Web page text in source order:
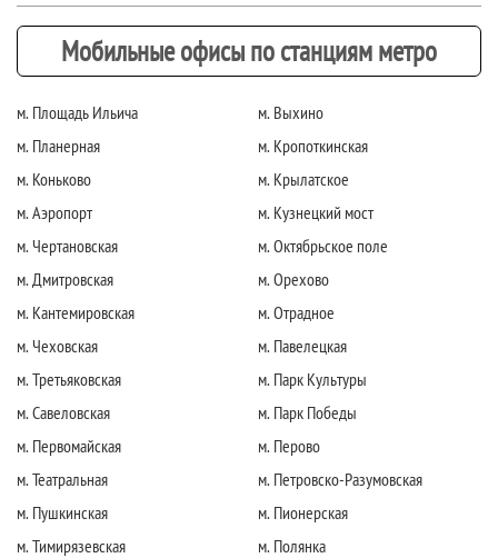
Мобильные офисы по станциям метро
м. Площадь Ильича
м. Планерная
м. Коньково
м. Аэропорт
м. Чертановская
м. Дмитровская
м. Кантемировская
м. Чеховская
м. Третьяковская
м. Савеловская
м. Первомайская
м. Театральная
м. Пушкинская
м. Тимирязевская
м. Выхино
м. Кропоткинская
м. Крылатское
м. Кузнецкий мост
м. Октябрьское поле
м. Орехово
м. Отрадное
м. Павелецкая
м. Парк Культуры
м. Парк Победы
м. Перово
м. Петровско-Разумовская
м. Пионерская
м. Полянка